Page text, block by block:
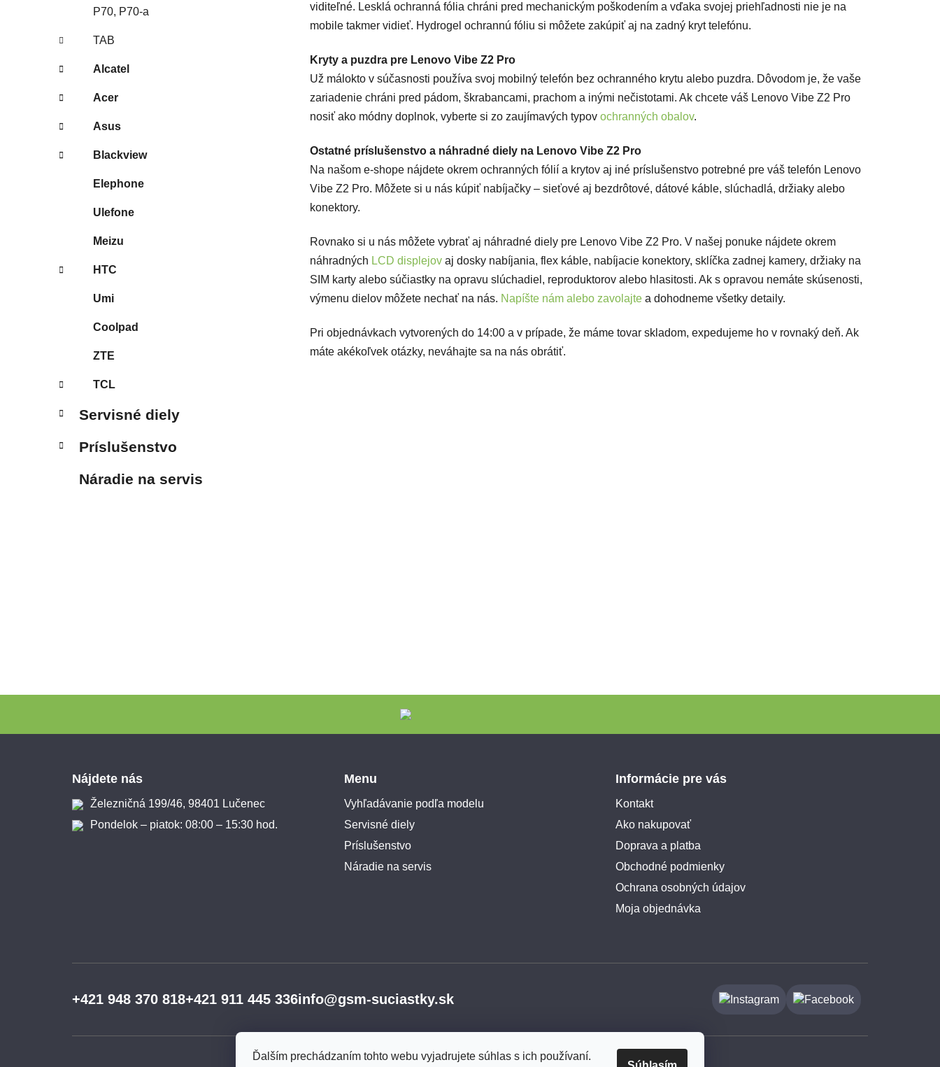
Ďalším prechádzaním tohto webu vyjadrujete súhlas s ich používaní.
P70, P70-a
TAB
Alcatel
Acer
Asus
Blackview
Elephone
Ulefone
Meizu
HTC
Umi
Coolpad
ZTE
TCL
Servisné diely
Príslušenstvo
Náradie na servis
viditeľné. Lesklá ochranná fólia chráni pred mechanickým poškodením a vďaka svojej priehľadnosti nie je na
mobile takmer vidieť. Hydrogel ochrannú fóliu si môžete zakúpiť aj na zadný kryt telefónu.
Kryty a puzdra pre Lenovo Vibe Z2 Pro
Už málokto v súčasnosti používa svoj mobilný telefón bez ochranného krytu alebo puzdra. Dôvodom je, že vaše
zariadenie chráni pred pádom, škrabancami, prachom a inými nečistotami. Ak chcete váš Lenovo Vibe Z2 Pro
nosiť ako módny doplnok, vyberte si zo zaujímavých typov ochranných obalov.
Ostatné príslušenstvo a náhradné diely na Lenovo Vibe Z2 Pro
Na našom e-shope nájdete okrem ochranných fólií a krytov aj iné príslušenstvo potrebné pre váš telefón Lenovo
Vibe Z2 Pro. Môžete si u nás kúpiť nabíjačky – sieťové aj bezdrôtové, dátové káble, slúchadlá, držiaky alebo
konektory.
Rovnako si u nás môžete vybrať aj náhradné diely pre Lenovo Vibe Z2 Pro. V našej ponuke nájdete okrem
náhradných LCD displejov aj dosky nabíjania, flex káble, nabíjacie konektory, sklíčka zadnej kamery, držiaky na
SIM karty alebo súčiastky na opravu slúchadiel, reproduktorov alebo hlasitosti. Ak s opravou nemáte skúsenosti,
výmenu dielov môžete nechať na nás. Napíšte nám alebo zavolajte a dohodneme všetky detaily.
Pri objednávkach vytvorených do 14:00 a v prípade, že máme tovar skladom, expedujeme ho v rovnaký deň. Ak
máte akékoľvek otázky, neváhajte sa na nás obrátiť.
Nájdete nás
Železničná 199/46, 98401 Lučenec
Pondelok – piatok: 08:00 – 15:30 hod.
Menu
Vyhľadávanie podľa modelu
Servisné diely
Príslušenstvo
Náradie na servis
Informácie pre vás
Kontakt
Ako nakupovať
Doprava a platba
Obchodné podmienky
Ochrana osobných údajov
Moja objednávka
+421 948 370 818+421 911 445 336info@gsm-suciastky.sk